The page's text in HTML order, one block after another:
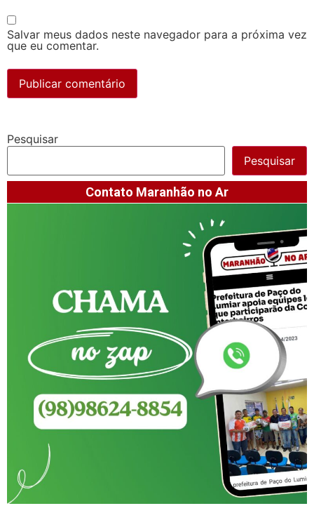
Salvar meus dados neste navegador para a próxima vez
que eu comentar.
Pesquisar
Pesquisar
Contato Maranhão no Ar